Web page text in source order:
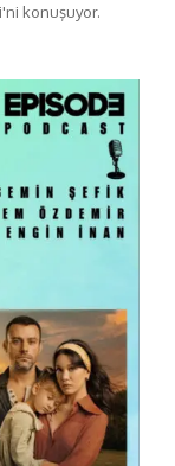
konuşuyor.